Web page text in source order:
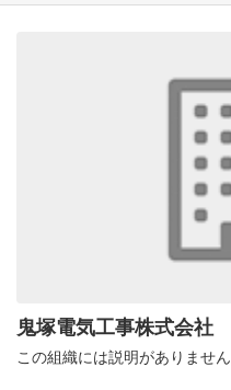
鬼塚電気工事株式会社
この組織には説明がありません